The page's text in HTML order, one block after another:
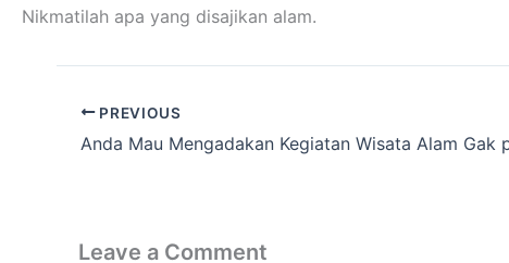
Nikmatilah apa yang disajikan alam.
PREVIOUS
Leave a Comment